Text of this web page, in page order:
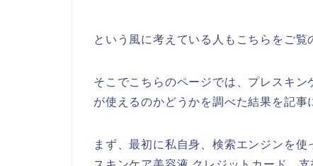
という風に考えている人もこちらをご
そこでこちらのページでは、プレスキ
が使えるのかどうかを調べた結果を記事
まず、最初に私自身、検索エンジンを